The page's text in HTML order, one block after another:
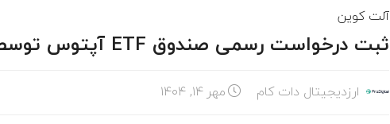
آلت کوین
ثبت درخواست رسمی صندوق ETF آپتوس توسط شرکت بیت‌وایز
ارزدیجیتال دات کام مهر ۱۴, ۱۴۰۴